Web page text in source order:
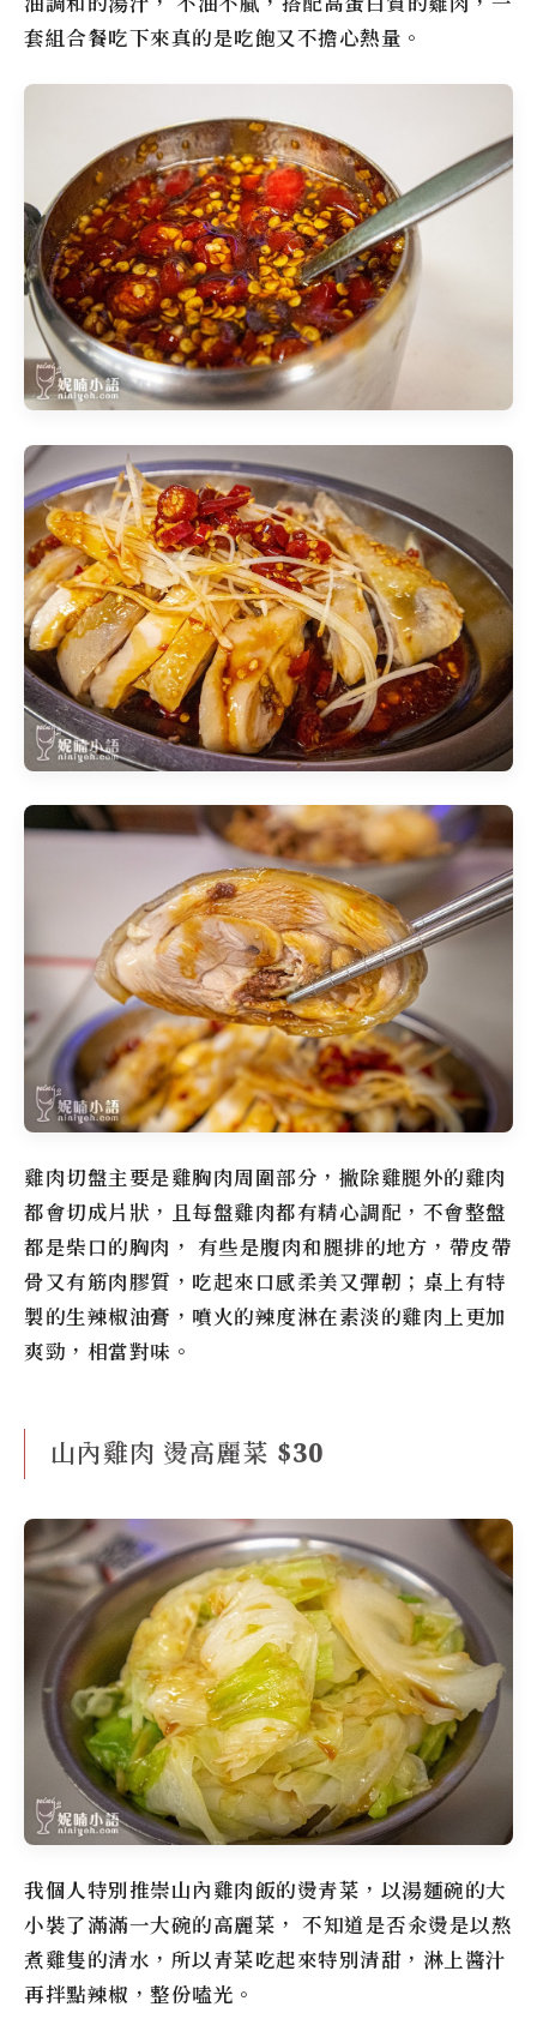
套組合餐吃下來真的是吃飽又不擔心熱量。
雞肉切盤主要是雞胸肉周圍部分，撇除雞腿外的雞肉
都會切成片狀，且每盤雞肉都有精心調配，不會整盤
都是柴口的胸肉， 有些是腹肉和腿排的地方，帶皮帶
骨又有筋肉膠質，吃起來口感柔美又彈韌；桌上有特
製的生辣椒油膏，噴火的辣度淋在素淡的雞肉上更加
爽勁，相當對味。
山內雞肉 燙高麗菜 $30
我個人特別推崇山內雞肉飯的燙青菜，以湯麵碗的大
小裝了滿滿一大碗的高麗菜， 不知道是否汆燙是以熬
煮雞隻的清水，所以青菜吃起來特別清甜，淋上醬汁
再拌點辣椒，整份嗑光。